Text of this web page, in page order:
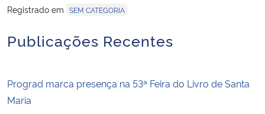
Registrado em SEM CATEGORIA
Publicações Recentes
Prograd marca presença na 53ª Feira do Livro de Santa
Maria